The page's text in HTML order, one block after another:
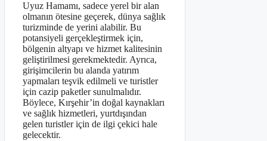
Uyuz Hamamı, sadece yerel bir alan
olmanın ötesine geçerek, dünya sağlık
turizminde de yerini alabilir. Bu
potansiyeli gerçekleştirmek için,
bölgenin altyapı ve hizmet kalitesinin
geliştirilmesi gerekmektedir. Ayrıca,
girişimcilerin bu alanda yatırım
yapmaları teşvik edilmeli ve turistler
için cazip paketler sunulmalıdır.
Böylece, Kırşehir’in doğal kaynakları
ve sağlık hizmetleri, yurtdışından
gelen turistler için de ilgi çekici hale
gelecektir.